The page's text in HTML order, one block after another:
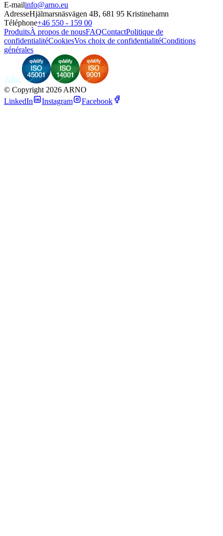
E-mailinfo@arno.eu
AdresseHjälmarsnäsvägen 4B, 681 95 Kristinehamn
Téléphone+46 550 - 159 00
ProduitsÀ propos de nousFAQContactPolitique de
confidentialitéCookiesVos choix de confidentialitéConditions
générales
© Copyright 2026 ARNO
LinkedIn
Instagram Facebook